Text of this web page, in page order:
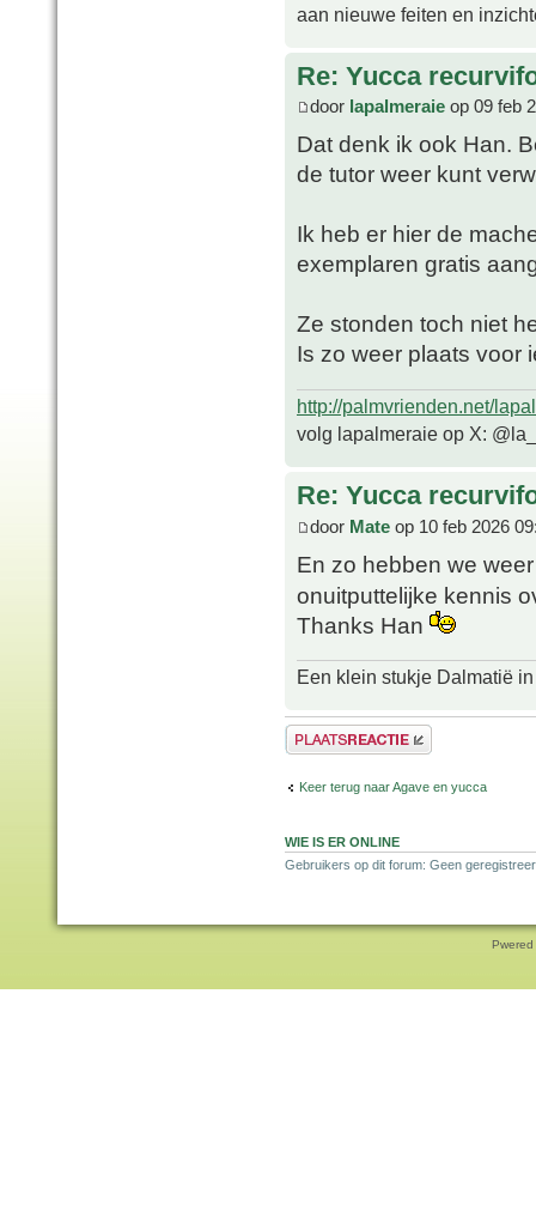
aan nieuwe feiten en
Re: Yucca
door lapalmeraie op 09 feb
Dat denk ik ook Han.
de tutor weer kunt
Ik heb er hier de
exemplaren gratis
Ze stonden toch niet
Is zo weer plaats voor
http://palmvrienden.net/
volg lapalmeraie op X:
Re: Yucca
door Mate op 10 feb 2026
En zo hebben we
onuitputtelijke kennis
Thanks Han
Een klein stukje Dalmatië
Plaats een reactie
Keer terug naar Agave en yucca
WIE IS ER ONLINE
Gebruikers op dit forum: Geen